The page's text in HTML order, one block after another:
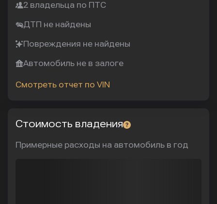
2 владельца по ПТС
ДТП не найдены
Повреждения не найдены
Автомобиль не в залоге
Смотреть отчет по VIN
Стоимость владения
Примерные расходы на автомобиль в год